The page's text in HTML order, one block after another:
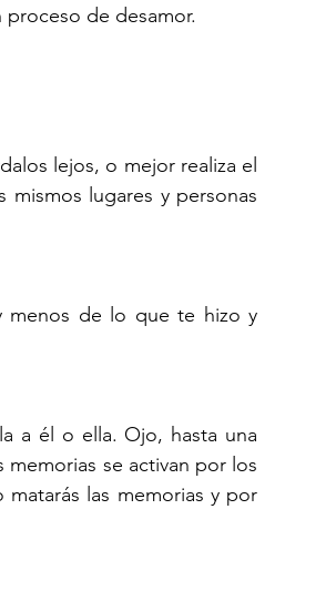
de desamor.
lejos, o mejor realiza el
lugares y personas
menos de lo que te hizo y
a él o ella. Ojo, hasta una
se activan por los
las memorias y por